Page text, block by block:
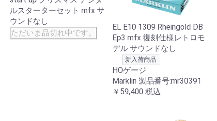
ルスターターセット mfx サ
ウンドなし
ただいま品切れ中です。
EL E10 1309 Rheingold DB
Ep3 mfx 復刻仕様レトロモ
デル サウンドなし
新入荷商品
HOゲージ
Marklin 製品番号:mr30391
￥59,400 税込